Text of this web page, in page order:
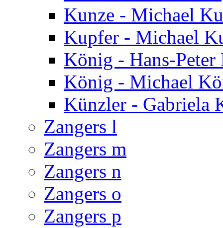
Kunze - Michael
Kupfer - Michael
König - Hans-
König - Michael
Künzler - Gabriela
Zangers l
Zangers m
Zangers n
Zangers o
Zangers p